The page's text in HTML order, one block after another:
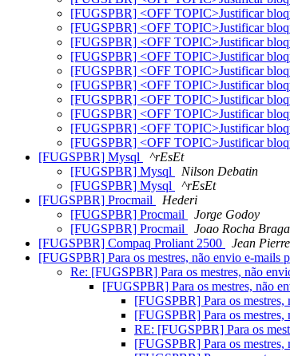
[FUGSPBR] <OFF TOPIC>Justificar
[FUGSPBR] <OFF TOPIC>Justificar
[FUGSPBR] <OFF TOPIC>Justificar
[FUGSPBR] <OFF TOPIC>Justificar
[FUGSPBR] <OFF TOPIC>Justificar
[FUGSPBR] <OFF TOPIC>Justificar
[FUGSPBR] <OFF TOPIC>Justificar
[FUGSPBR] <OFF TOPIC>Justificar
[FUGSPBR] <OFF TOPIC>Justificar
[FUGSPBR] <OFF TOPIC>Justificar
[FUGSPBR] Mysql
^rEsEt
[FUGSPBR] Mysql
Nilson Debatin
[FUGSPBR] Mysql
^rEsEt
[FUGSPBR] Procmail
Hederi
[FUGSPBR] Procmail
Jorge Godoy
[FUGSPBR] Procmail
Joao Rocha
[FUGSPBR] Compaq Proliant 2500
Jean
[FUGSPBR] Para os mestres, não envio e-mails
Re: [FUGSPBR] Para os mestres, não
[FUGSPBR] Para os mestres, não
[FUGSPBR] Para os
[FUGSPBR] Para os
RE: [FUGSPBR] Para os
[FUGSPBR] Para os